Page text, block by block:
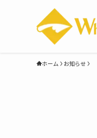
ホーム お知らせ